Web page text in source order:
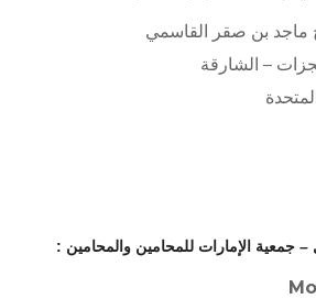
– الشارقة
جمعية الإمارات للمحامين والمحامين :